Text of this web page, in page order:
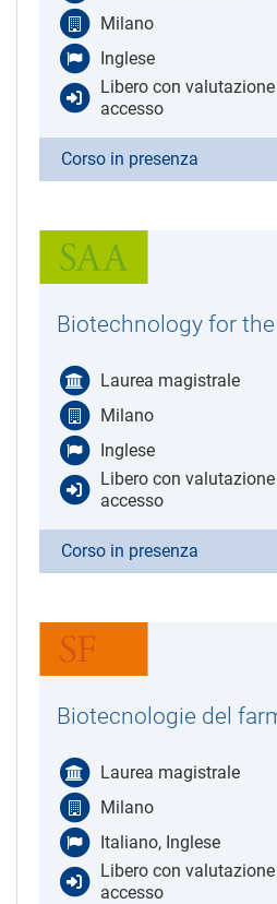
Milano
Inglese
Libero con
accesso
Corso in presenza
Biotechnology for
Laurea magistrale
Milano
Inglese
Libero con
accesso
Corso in presenza
Biotecnologie del
Laurea magistrale
Milano
Italiano, Inglese
Libero con
accesso